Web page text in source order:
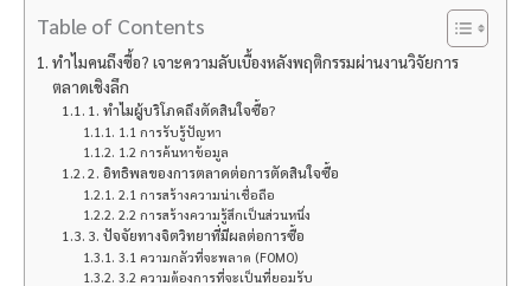
Table of Contents
ทำไมคนถึงซื้อ? เจาะความลับเบื้องหลังพฤติกรรมผ่านงานวิจัยการ
ตลาดเชิงลึก
1. ทำไมผู้บริโภคถึงตัดสินใจซื้อ?
1.1 การรับรู้ปัญหา
1.2 การค้นหาข้อมูล
2. อิทธิพลของการตลาดต่อการตัดสินใจซื้อ
2.1 การสร้างความน่าเชื่อถือ
2.2 การสร้างความรู้สึกเป็นส่วนหนึ่ง
3. ปัจจัยทางจิตวิทยาที่มีผลต่อการซื้อ
3.1 ความกลัวที่จะพลาด (FOMO)
3.2 ความต้องการที่จะเป็นที่ยอมรับ